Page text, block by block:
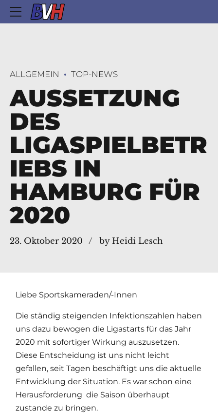
ALLGEMEIN TOP-NEWS
AUSSETZUNG
DES
LIGASPIELBETR
IEBS IN
HAMBURG FÜR
2020
23. Oktober 2020 by Heidi Lesch
Liebe Sportskameraden/-Innen
Die ständig steigenden Infektionszahlen haben
uns dazu bewogen die Ligastarts für das Jahr
2020 mit sofortiger Wirkung auszusetzen.
Diese Entscheidung ist uns nicht leicht
gefallen, seit Tagen beschäftigt uns die aktuelle
Entwicklung der Situation. Es war schon eine
Herausforderung die Saison überhaupt
zustande zu bringen.